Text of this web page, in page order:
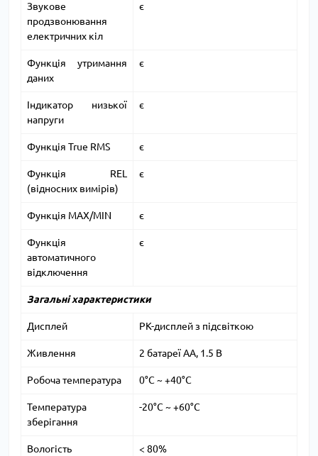
Звукове
продзвонювання
електричних кіл
є
Функція утримання
даних
є
Індикатор низької
напруги
є
Функція True RMS є
Функція REL
(відносних вимірів)
є
Функція MAX/MIN є
Функція
автоматичного
відключення
є
Загальні характеристики
Дисплей РК-дисплей з підсвіткою
Живлення 2 батареї АА, 1.5 В
Робоча температура 0°С ~ +40°С
Температура
зберігання
-20°С ~ +60°С
Вологість < 80%